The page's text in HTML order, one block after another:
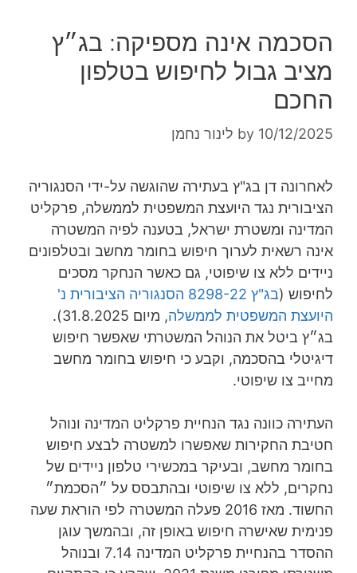
הסכמה אינה מספיקה: בג״ץ
מציב גבול לחיפוש בטלפון
החכם
10/12/2025
by לינור נחמן
לאחרונה דן בג"ץ בעתירה שהוגשה על-ידי הסנגוריה
הציבורית נגד היועצת המשפטית לממשלה, פרקליט
המדינה ומשטרת ישראל, בטענה לפיה המשטרה
אינה רשאית לערוך חיפוש בחומר מחשב ובטלפונים
ניידים ללא צו שיפוטי, גם כאשר הנחקר מסכים
לחיפוש (
בג"ץ 8298-22 הסנגוריה הציבורית נ'
היועצת המשפטית לממשלה
, מיום 31.8.2025).
בג״ץ ביטל את הנוהל המשטרתי שאפשר חיפוש
דיגיטלי בהסכמה, וקבע כי חיפוש בחומר מחשב
מחייב צו שיפוטי.
העתירה כוונה נגד הנחיית פרקליט המדינה ונוהל
חטיבת החקירות שאפשרו למשטרה לבצע חיפוש
בחומר מחשב, ובעיקר במכשירי טלפון ניידים של
נחקרים, ללא צו שיפוטי ובהתבסס על ״הסכמת״
החשוד. מאז 2016 פעלה המשטרה לפי הוראת שעה
פנימית שאישרה חיפוש באופן זה, ובהמשך עוגן
ההסדר בהנחיית פרקליט המדינה 7.14 ובנוהל